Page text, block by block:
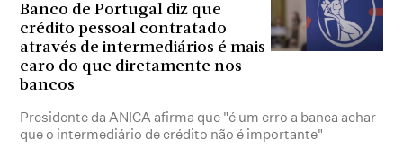
Banco de Portugal diz que
crédito pessoal contratado
através de intermediários é mais
caro do que diretamente nos
bancos
Presidente da ANICA afirma que "é um erro a banca achar
que o intermediário de crédito não é importante"